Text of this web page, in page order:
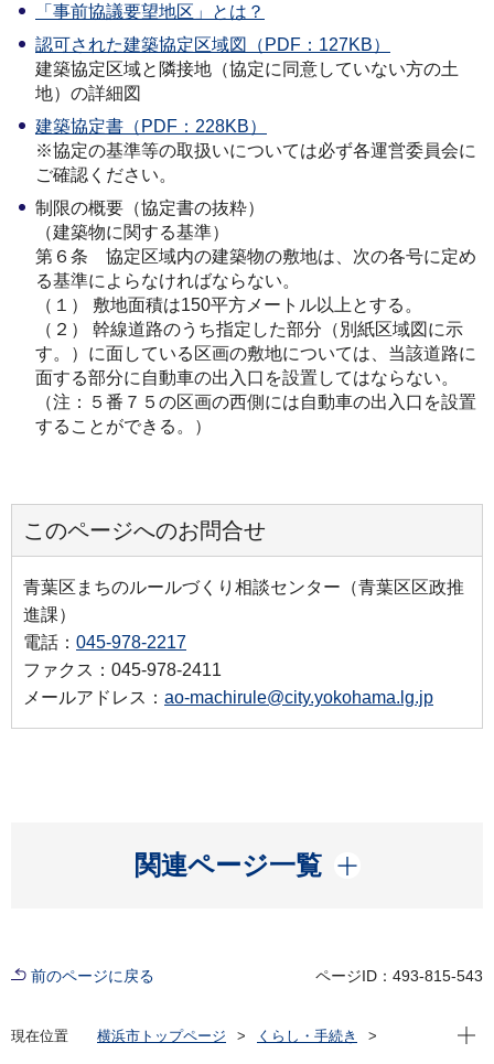
「事前協議要望地区」とは？
認可された建築協定区域図（PDF：127KB）
建築協定区域と隣接地（協定に同意していない方の土
地）の詳細図
建築協定書（PDF：228KB）
※協定の基準等の取扱いについては必ず各運営委員会に
ご確認ください。
制限の概要（協定書の抜粋）
（建築物に関する基準）
第６条 協定区域内の建築物の敷地は、次の各号に定め
る基準によらなければならない。
（１） 敷地面積は150平方メートル以上とする。
（２） 幹線道路のうち指定した部分（別紙区域図に示
す。）に面している区画の敷地については、当該道路に
面する部分に自動車の出入口を設置してはならない。
（注：５番７５の区画の西側には自動車の出入口を設置
することができる。）
このページへのお問合せ
青葉区まちのルールづくり相談センター（青葉区区政推
進課）
電話： 045-978-2217
ファクス：045-978-2411
メールアドレス： ao-machirule@city.yokohama.lg.jp
関連ページ一覧
開く
前のページに戻る ページID：493-815-543
現在位置 横浜市トップページ
くらし・手続き
現在